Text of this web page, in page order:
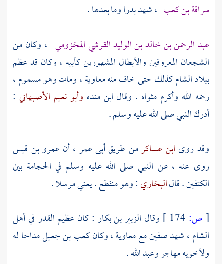
سراقة بن كعب ، شهد بدرا وما بعدها .
عبد الرحمن بن خالد بن الوليد القرشي المخزومي ، وكان من
الشجعان المعروفين والأبطال المشهورين كأبيه ، وكان قد عظم
ببلادالشامكذلك حتى خاف منهمعاوية، ومات وهو مسموم ،
رحمه الله وأكرم مثواه . وقال ابنمنده وأبو نعيم الأصبهاني :
أدرك النبي صلى الله عليه وسلم .
وقد روى ابن عساكرمن طريقأبى عمر ، أن عمرو بن قيس
روى عنه ، عن النبي صلى الله عليه وسلم في الحجامة بين
الكتفين . قالالبخاري: وهو منقطع . يعني مرسلا .
[ص: وقال الزبير بن بكار : كان عظيم القدر في أهل
الشام، شهدصفينمعمعاوية، وكانكعب بن جعيلمداحا له
ولأخويهمهاجروعبد الله.